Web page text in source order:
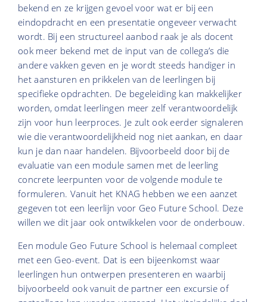
bekend en ze krijgen gevoel voor wat er bij een
eindopdracht en een presentatie ongeveer verwacht
wordt. Bij een structureel aanbod raak je als docent
ook meer bekend met de input van de collega’s die
andere vakken geven en je wordt steeds handiger in
het aansturen en prikkelen van de leerlingen bij
specifieke opdrachten. De begeleiding kan makkelijker
worden, omdat leerlingen meer zelf verantwoordelijk
zijn voor hun leerproces. Je zult ook eerder signaleren
wie die verantwoordelijkheid nog niet aankan, en daar
kun je dan naar handelen. Bijvoorbeeld door bij de
evaluatie van een module samen met de leerling
concrete leerpunten voor de volgende module te
formuleren. Vanuit het KNAG hebben we een aanzet
gegeven tot een leerlijn voor Geo Future School. Deze
willen we dit jaar ook ontwikkelen voor de onderbouw.
Een module Geo Future School is helemaal compleet
met een Geo-event. Dat is een bijeenkomst waar
leerlingen hun ontwerpen presenteren en waarbij
bijvoorbeeld ook vanuit de partner een excursie of